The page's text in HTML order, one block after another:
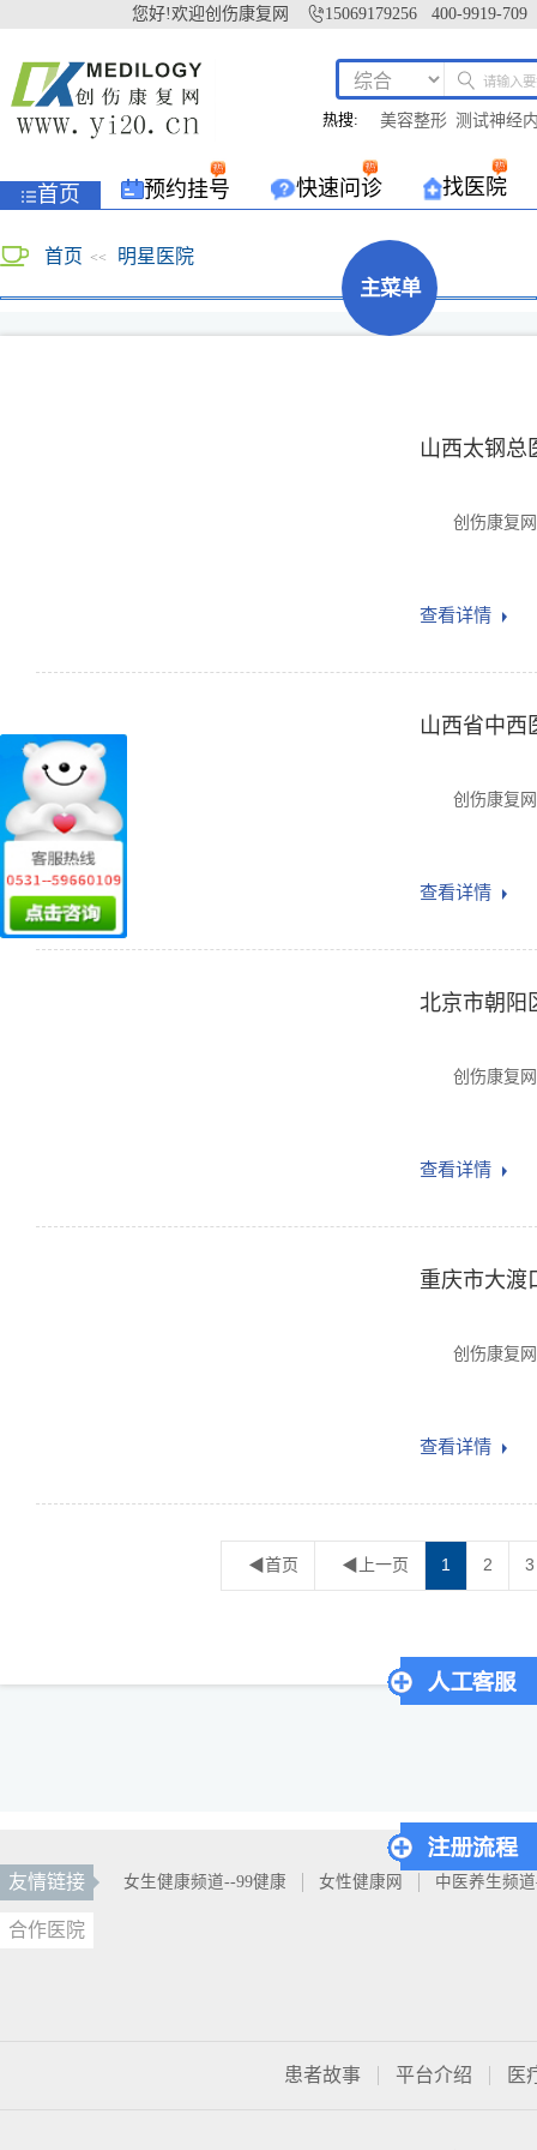
您好!欢迎创伤康复网 15069179256 400-9919-709
热搜: 美容整形 测试神经
首页 预约挂号 快速问诊 找医院
主菜单
首页 << 明星医院
山西太钢总
创伤康复
查看详情
山西省中西
创伤康复
查看详情
北京市朝阳
创伤康复
查看详情
重庆市大渡
创伤康复
查看详情
◀首页 ◀上一页 1 2 3
友情链接
合作医院
女生健康频道--99健康 女性健康网 中医养生频
患者故事 平台介绍 医